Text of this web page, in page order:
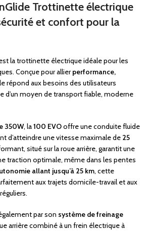
Trottinette électrique
et confort pour la
la trottinette électrique idéale pour les
Conçue pour allierperformance,
répond aux besoins des utilisateurs
d’un moyen de transport fiable, moderne
350W, la100 EVOoffre une conduite fluide
d’atteindre une vitesse maximale de 25
situé sur la roue arrière, garantit une
traction optimale, même dans les pentes
allant jusqu’à 25 km, cette
aux trajets domicile-travail et aux
par son système de freinage
arrière combiné à un frein électrique à